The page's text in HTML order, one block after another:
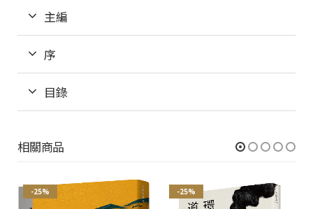
主編
序
目錄
相關商品
-25% -25%